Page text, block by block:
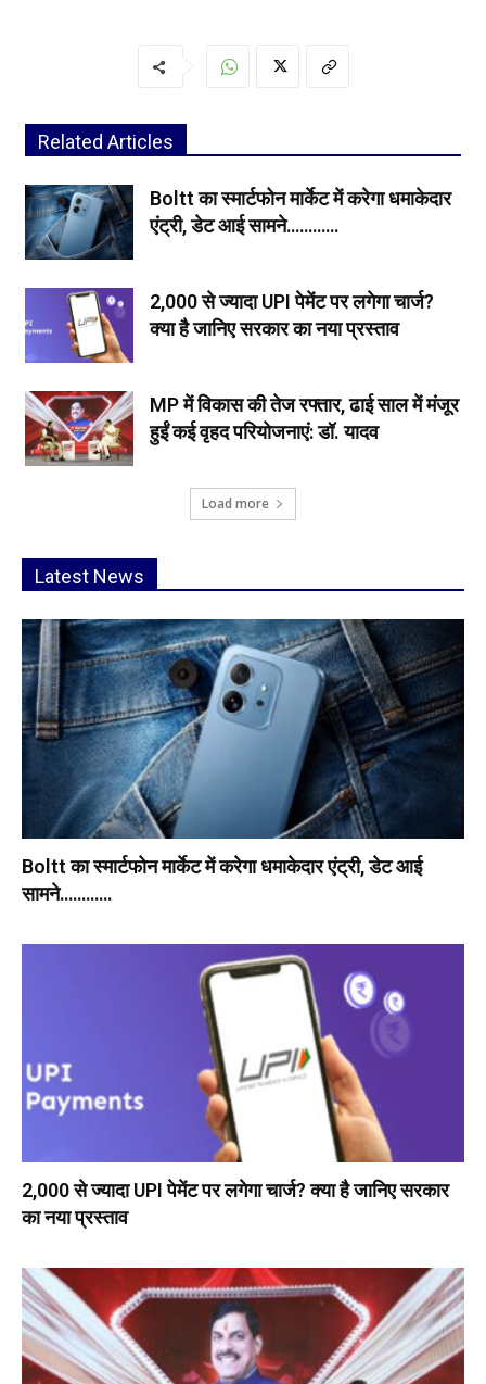
Related Articles
Boltt का स्मार्टफोन मार्केट में करेगा धमाकेदार
एंट्री, डेट आई सामने…………
₹2,000 से ज्यादा UPI पेमेंट पर लगेगा चार्ज?
क्या है जानिए सरकार का नया प्रस्ताव
MP में विकास की तेज रफ्तार, ढाई साल में मंजूर
हुईं कई वृहद परियोजनाएं: डॉ. यादव
Load more
Latest News
Boltt का स्मार्टफोन मार्केट में करेगा धमाकेदार एंट्री, डेट आई
सामने…………
₹2,000 से ज्यादा UPI पेमेंट पर लगेगा चार्ज? क्या है जानिए सरकार
का नया प्रस्ताव